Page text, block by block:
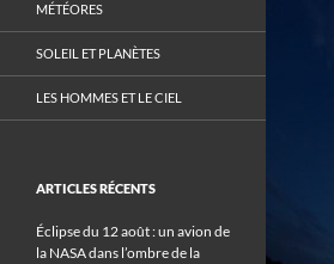
MÉTÉORES
SOLEIL ET PLANÈTES
LES HOMMES ET LE CIEL
ARTICLES RÉCENTS
Éclipse du 12 août : un avion de
la NASA dans l’ombre de la